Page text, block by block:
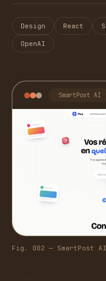
Design React
OpenAI
SmartPost AI
Fig. 002 — SmartPost AI